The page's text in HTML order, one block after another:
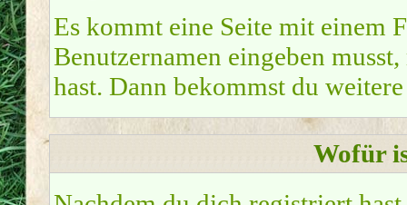
Es kommt eine Seite mit einem
Benutzernamen eingeben
hast. Dann bekommst du
Wofür